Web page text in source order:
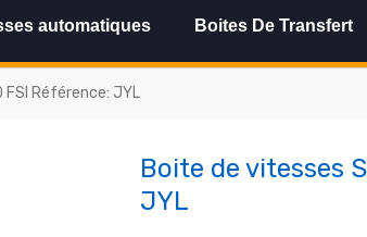
automatiques Boites De Transfert
Référence: JYL
Boite de vitesses
JYL